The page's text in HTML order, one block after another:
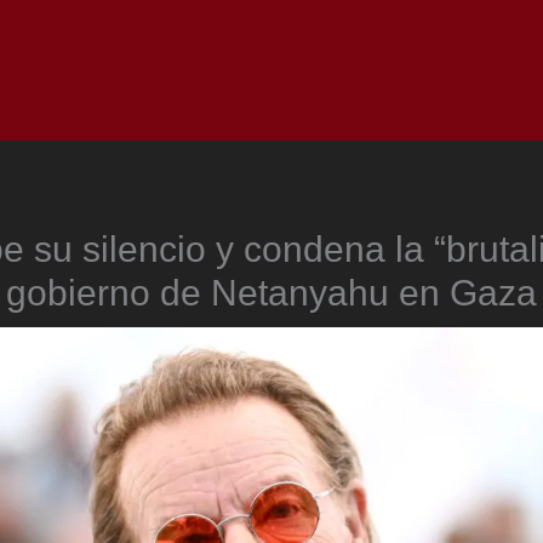
su silencio y condena la
gobierno de Netanyahu en Gaza